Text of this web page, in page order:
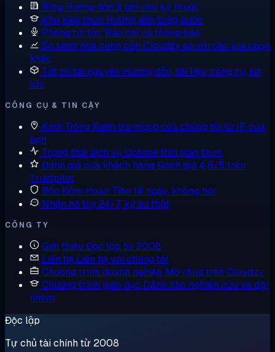
Blog Hướng dẫn & ghi chú kỹ thuật
Kho kiến thức Hướng dẫn từng bước
Phòng tin tức Báo chí và thông báo
So sánh nhà cung cấp Cloudzy so với các lựa chọn
khác
Tất cả tài nguyên Hướng dẫn, tài liệu, công cụ, tin
tức
CÔNG CỤ & TIN CẬY
Kính Tròng Kiểm tra mạng của chúng tôi từ IP của
bạn
Trạng thái dịch vụ Uptime thời gian thực
Đánh giá của khách hàng Đánh giá 4,6/5 trên
Trustpilot
Bảo Đảm Hoàn Tiền 14 ngày, không hỏi
Nhận hỗ trợ 24/7, kỹ sư thật
CÔNG TY
Giới thiệu Độc lập từ 2008
Liên hệ Liên hệ với chúng tôi
Chương trình doanh nghiệp Mở rộng trên Cloudzy
Chương trình giáo dục Dành cho nghiên cứu và đội
nhóm
Độc lập
Tự chủ tài chính từ 2008